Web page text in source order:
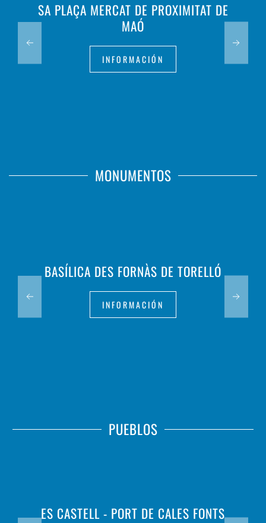
SA PLAÇA MERCAT DE PROXIMITAT DE
MAÓ
INFORMACIÓN
MONUMENTOS
BASÍLICA DES FORNÀS DE TORELLÓ
INFORMACIÓN
PUEBLOS
ES CASTELL - PORT DE CALES FONTS